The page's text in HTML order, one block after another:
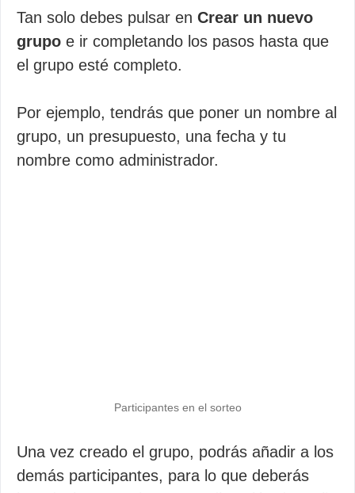
Tan solo debes pulsar en Crear un nuevo
grupo e ir completando los pasos hasta que
el grupo esté completo.
Por ejemplo, tendrás que poner un nombre al
grupo, un presupuesto, una fecha y tu
nombre como administrador.
Participantes en el sorteo
Una vez creado el grupo, podrás añadir a los
demás participantes, para lo que deberás